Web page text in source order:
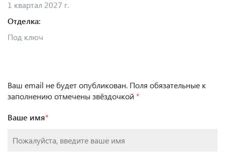
1 квартал 2027 г.
Отделка:
Под ключ
Ваш email не будет опубликован. Поля обязательные к
заполнению отмечены звёздочкой *
Ваше имя*